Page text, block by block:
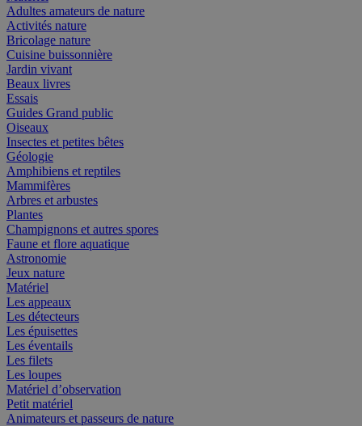
Adultes amateurs de nature
Activités nature
Bricolage nature
Cuisine buissonnière
Jardin vivant
Beaux livres
Essais
Guides Grand public
Oiseaux
Insectes et petites bêtes
Géologie
Amphibiens et reptiles
Mammifères
Arbres et arbustes
Plantes
Champignons et autres spores
Faune et flore aquatique
Astronomie
Jeux nature
Matériel
Les appeaux
Les détecteurs
Les épuisettes
Les éventails
Les filets
Les loupes
Matériel d’observation
Petit matériel
Animateurs et passeurs de nature